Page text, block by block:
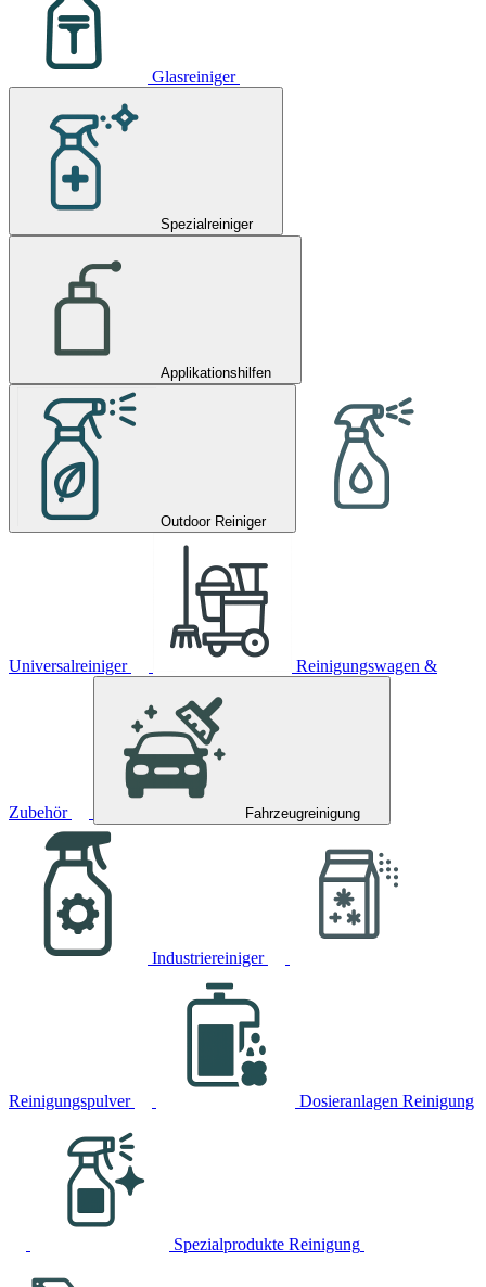
Glasreiniger
Spezialreiniger
Applikationshilfen
Outdoor Reiniger
Universalreiniger Reinigungswagen &
Zubehör Fahrzeugreinigung
Industriereiniger
Reinigungspulver Dosieranlagen Reinigung
Spezialprodukte Reinigung